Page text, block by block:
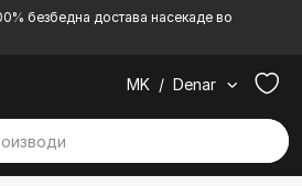
безбедна достава насекаде во
MK / Denar